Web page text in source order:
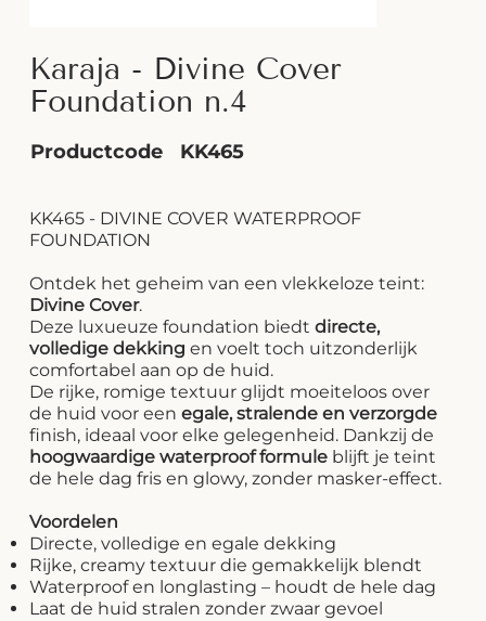
Karaja - Divine Cover
Foundation n.4
Productcode KK465
KK465 - DIVINE COVER WATERPROOF
FOUNDATION
Ontdek het geheim van een vlekkeloze teint:
Divine Cover.
Deze luxueuze foundation biedtdirecte,
volledige dekking en voelt toch uitzonderlijk
comfortabel aan op de huid.
De rijke, romige textuur glijdt moeiteloos over
de huid voor eenegale, stralende en verzorgde
finish, ideaal voor elke gelegenheid. Dankzij de
hoogwaardige waterproof formule blijft je teint
de hele dag fris en glowy, zonder masker-effect.
Voordelen
Directe, volledige en egale dekking
Rijke, creamy textuur die gemakkelijk blendt
Waterproof en longlasting – houdt de hele dag
Laat de huid stralen zonder zwaar gevoel